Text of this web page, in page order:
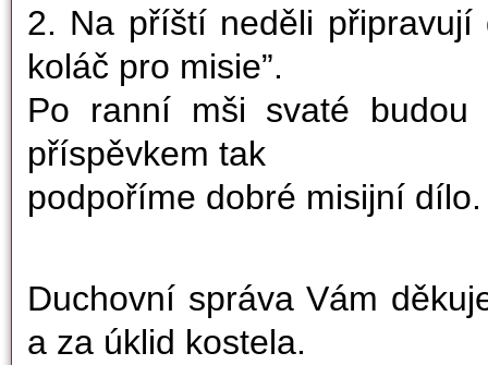
2. Na příští neděli připravují
koláč pro misie”.
Po ranní mši svaté budou
příspěvkem tak
podpoříme dobré misijní
Duchovní správa Vám
a za úklid kostela.